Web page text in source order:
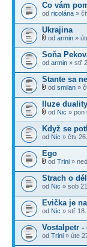
Co vám
od ricolána »
Ukrajina
od armin »
Soňa
od armin » stř
Stante sa
od smilan »
Iluze
od Nic » pon
Když se
od Nic » čtv
Ego
od Trini »
Strach o
od Nic » sob
Evička je
od Nic » stř
Vostalpetr -
od Trini » úte